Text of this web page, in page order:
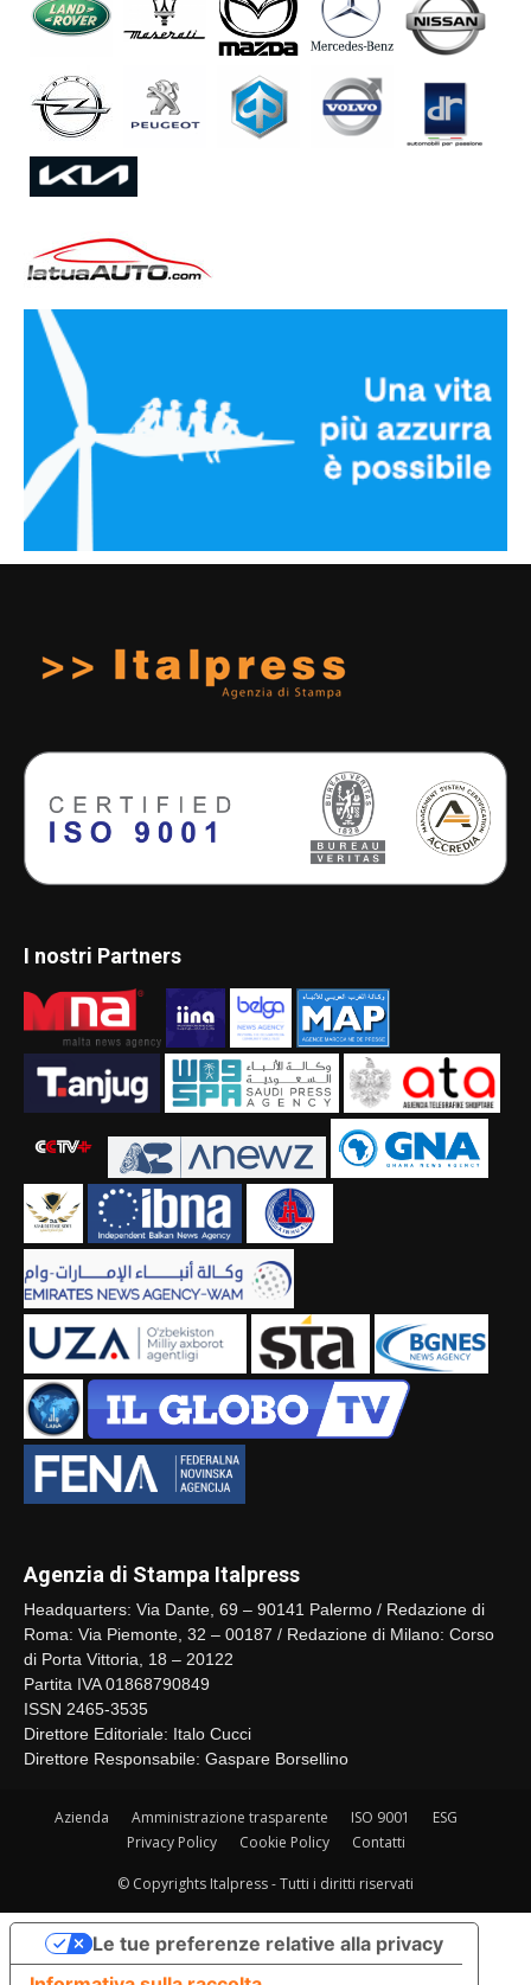
I nostri Partners
Agenzia di Stampa Italpress
Headquarters: Via Dante, 69 – 90141 Palermo / Redazione di
Roma: Via Piemonte, 32 – 00187 / Redazione di Milano: Corso
di Porta Vittoria, 18 – 20122
Partita IVA 01868790849
ISSN 2465-3535
Direttore Editoriale: Italo Cucci
Direttore Responsabile: Gaspare Borsellino
Azienda Amministrazione trasparente ISO 9001
ESG
Privacy Policy
Cookie Policy Contatti
© Copyrights Italpress - Tutti i diritti riservati
Le tue preferenze relative alla privacy